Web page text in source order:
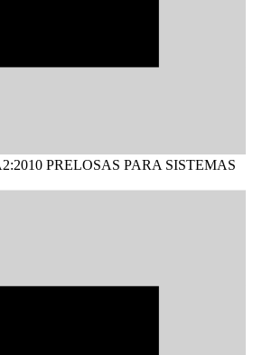
PRELOSAS PARA SISTEMAS